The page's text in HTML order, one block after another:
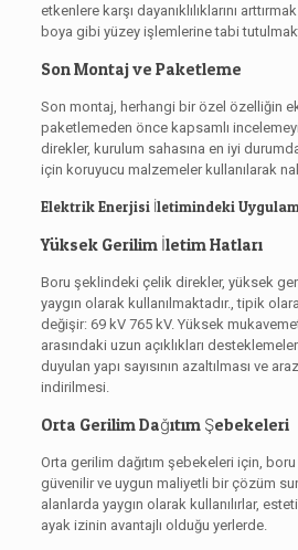
etkenlere karşı dayanıklılıklarını
boya gibi yüzey işlemlerine tabi
Son Montaj ve Paketleme
Son montaj, herhangi bir özel özelliğin
paketlemeden önce kapsamlı
direkler, kurulum sahasına en iyi
için koruyucu malzemeler kullanılarak
Elektrik Enerjisi İletimindeki
Yüksek Gerilim İletim Hatları
Boru şeklindeki çelik direkler, yüksek
yaygın olarak kullanılmaktadır., tipik
değişir: 69 kV 765 kV. Yüksek
arasındaki uzun açıklıkları
duyulan yapı sayısının azaltılması ve
indirilmesi.
Orta Gerilim Dağıtım Şebekeleri
Orta gerilim dağıtım şebekeleri için,
güvenilir ve uygun maliyetli bir çözüm
alanlarda yaygın olarak kullanılırlar,
ayak izinin avantajlı olduğu yerlerde.